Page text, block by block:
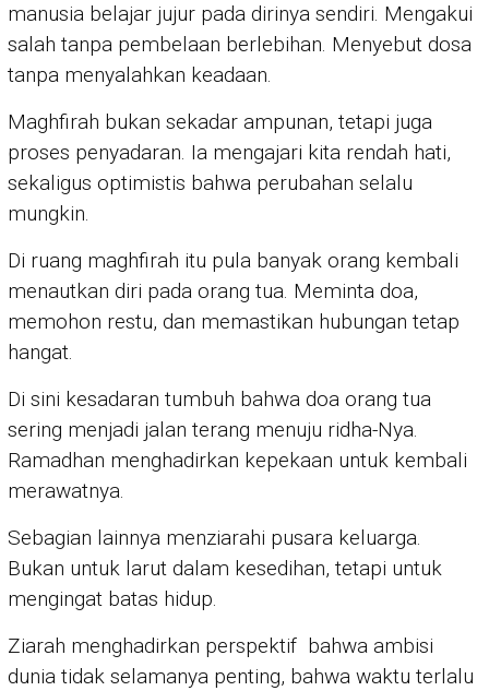
manusia belajar jujur pada dirinya sendiri. Mengakui
salah tanpa pembelaan berlebihan. Menyebut dosa
tanpa menyalahkan keadaan.
Maghfirah bukan sekadar ampunan, tetapi juga
proses penyadaran. Ia mengajari kita rendah hati,
sekaligus optimistis bahwa perubahan selalu
mungkin.
Di ruang maghfirah itu pula banyak orang kembali
menautkan diri pada orang tua. Meminta doa,
memohon restu, dan memastikan hubungan tetap
hangat.
Di sini kesadaran tumbuh bahwa doa orang tua
sering menjadi jalan terang menuju ridha-Nya.
Ramadhan menghadirkan kepekaan untuk kembali
merawatnya.
Sebagian lainnya menziarahi pusara keluarga.
Bukan untuk larut dalam kesedihan, tetapi untuk
mengingat batas hidup.
Ziarah menghadirkan perspektif bahwa ambisi
dunia tidak selamanya penting, bahwa waktu terlalu